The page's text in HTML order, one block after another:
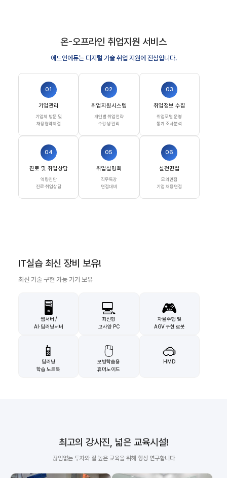
온-오프라인 취업지원 서비스
애드인에듀는 디지털 기술 취업 지원에 진심입니다.
01
기업관리
기업체 방문 및
채용협약체결
02
취업지원시스템
개인별 취업전략
수강생 관리
03
취업정보 수집
취업포털 운영
통계 조사분석
04
진로 및 취업상담
역량진단
진로·취업상담
05
취업설명회
직무특강
면접대비
06
실전면접
모의면접
기업 채용면접
IT실습 최신 장비 보유!
최신 기술 구현 가능 기기 보유
🖥️
웹서버 /
AI·딥러닝서버
💻
최신형
고사양 PC
🎮
자율주행 및
AGV 구현 로봇
📱
딥러닝
학습 노트북
🖱️
모방학습용
휴머노이드
🥽
HMD
최고의 강사진, 넓은 교육시설!
끊임없는 투자와 질 높은 교육을 위해 항상 연구합니다